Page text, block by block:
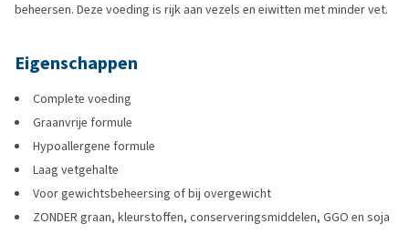
beheersen. Deze voeding is rijk aan vezels en eiwitten met minder vet.
Eigenschappen
Complete voeding
Graanvrije formule
Hypoallergene formule
Laag vetgehalte
Voor gewichtsbeheersing of bij overgewicht
ZONDER graan, kleurstoffen, conserveringsmiddelen, GGO en soja